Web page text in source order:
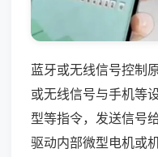
蓝牙或无线信号控制
或无线信号与手机等
型等指令，发送信号
驱动内部微型电机或